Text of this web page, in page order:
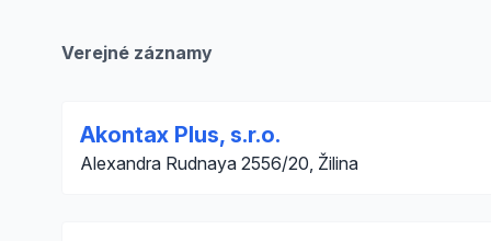
Verejné záznamy
Akontax Plus, s.r.o.
Alexandra Rudnaya 2556/20, Žilina